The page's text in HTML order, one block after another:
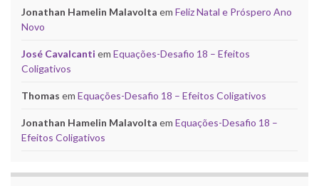
Jonathan Hamelin Malavolta em Feliz Natal e Próspero Ano
Novo
José Cavalcanti em Equações-Desafio 18 – Efeitos
Coligativos
Thomas em Equações-Desafio 18 – Efeitos Coligativos
Jonathan Hamelin Malavolta em Equações-Desafio 18 –
Efeitos Coligativos